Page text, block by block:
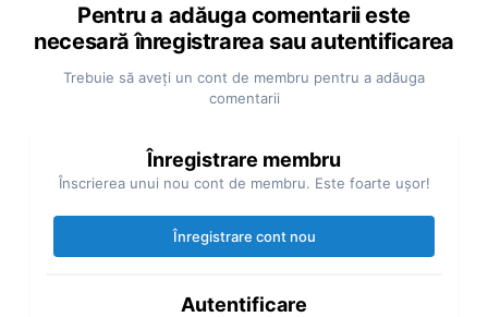
Pentru a adăuga comentarii este
necesară înregistrarea sau autentificarea
Trebuie să aveţi un cont de membru pentru a adăuga
comentarii
Înregistrare membru
Înscrierea unui nou cont de membru. Este foarte uşor!
Înregistrare cont nou
Autentificare